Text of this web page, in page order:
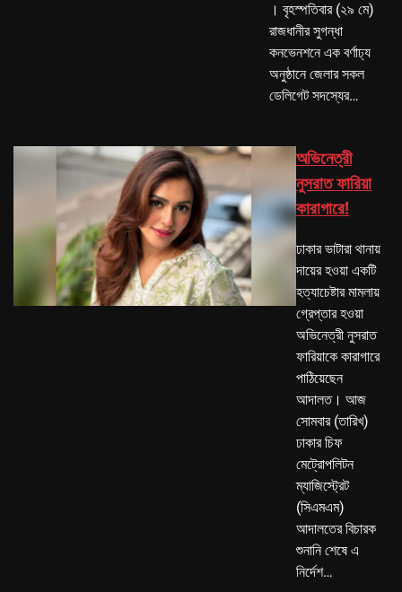
। বৃহস্পতিবার (২৯ মে)
রাজধানীর সুগন্ধা
কনভেনশনে এক বর্ণাঢ্য
অনুষ্ঠানে জেলার সকল
ডেলিগেট সদস্যের…
অভিনেত্রী
নুসরাত ফারিয়া
কারাগারে!
ঢাকার ভাটারা থানায়
দায়ের হওয়া একটি
হত্যাচেষ্টার মামলায়
গ্রেপ্তার হওয়া
অভিনেত্রী নুসরাত
ফারিয়াকে কারাগারে
পাঠিয়েছেন
আদালত। আজ
সোমবার (তারিখ)
ঢাকার চিফ
মেট্রোপলিটন
ম্যাজিস্ট্রেট
(সিএমএম)
আদালতের বিচারক
শুনানি শেষে এ
নির্দেশ…